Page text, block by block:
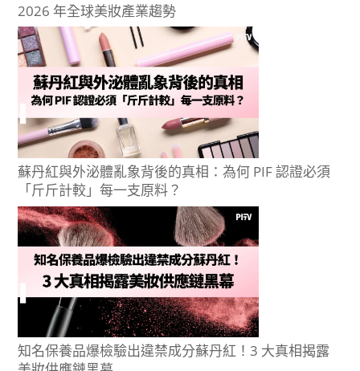
2026 年全球美妝產業趨勢
蘇丹紅與外泌體亂象背後的真相：為何 PIF 認證必須
「斤斤計較」每一支原料？
知名保養品爆檢驗出違禁成分蘇丹紅！3 大真相揭露